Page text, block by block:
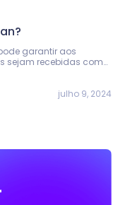
garantir aos
sejam recebidas com
julho 9, 2024